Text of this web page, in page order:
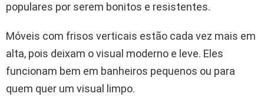
populares por serem bonitos e resistentes.
Móveis com frisos verticais estão cada vez mais em
alta, pois deixam o visual moderno e leve. Eles
funcionam bem em banheiros pequenos ou para
quem quer um visual limpo.